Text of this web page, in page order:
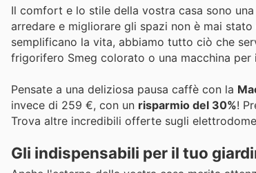
Il comfort e lo stile della vostra casa sono
arredare e migliorare gli spazi non è mai
semplificano la vita, abbiamo tutto ciò che
frigorifero Smeg colorato o una macchina
Pensate a una deliziosa pausa caffè con la
invece di 259 €, con un risparmio del 30%!
Trova altre incredibili offerte sugli
Gli indispensabili per il tuo